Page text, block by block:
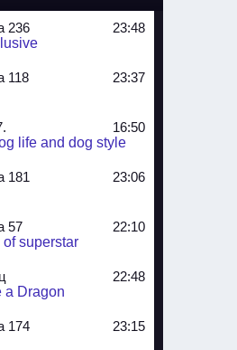
236
23:48
118
23:37
16:50
life and dog style
181
23:06
57
22:10
superstar
22:48
a Dragon
174
23:15